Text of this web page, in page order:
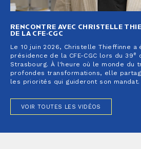
RENCONTRE AVEC CHRISTELLE
DE LA CFE-CGC
Le 10 juin 2026, Christelle Thieffinne a
présidence de la CFE-CGC lors du 39e
Strasbourg. À l'heure où le monde du
profondes transformations, elle
les priorités qui guideront son mandat.
VOIR TOUTES LES VIDÉOS